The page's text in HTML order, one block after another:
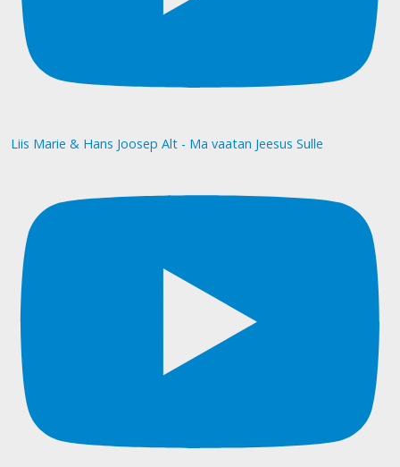
Liis Marie & Hans Joosep Alt - Ma vaatan Jeesus Sulle